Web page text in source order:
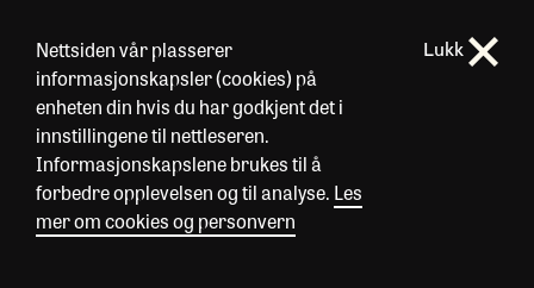
Nettsiden vår plasserer
informasjonskapsler (cookies) på
enheten din hvis du har godkjent det i
innstillingene til nettleseren.
Informasjonskapslene brukes til å
forbedre opplevelsen og til analyse. Les
mer om cookies og personvern
Lukk